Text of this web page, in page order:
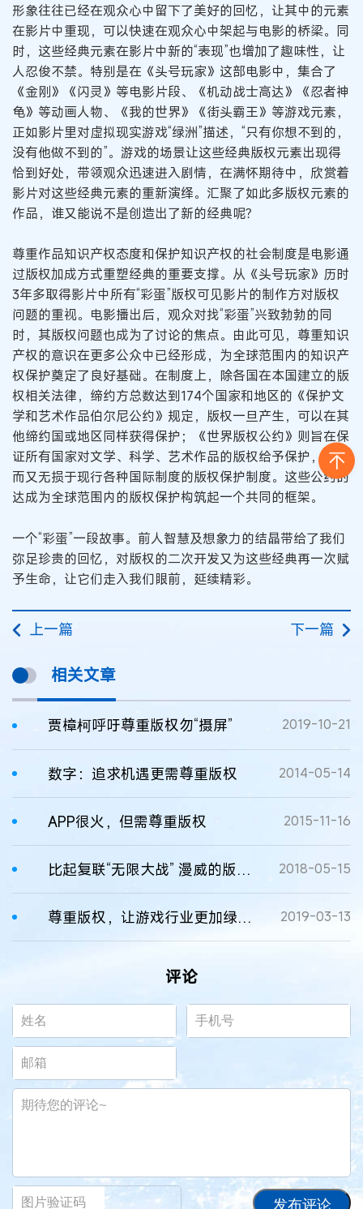
形象往往已经在观众心中留下了美好的回忆，让其中的元素
在影片中重现，可以快速在观众心中架起与电影的桥梁。同
时，这些经典元素在影片中新的“表现”也增加了趣味性，让
人忍俊不禁。特别是在《头号玩家》这部电影中，集合了
《金刚》《闪灵》等电影片段、《机动战士高达》《忍者神
龟》等动画人物、《我的世界》《街头霸王》等游戏元素，
正如影片里对虚拟现实游戏“绿洲”描述，“只有你想不到的，
没有他做不到的”。游戏的场景让这些经典版权元素出现得
恰到好处，带领观众迅速进入剧情，在满怀期待中，欣赏着
影片对这些经典元素的重新演绎。汇聚了如此多版权元素的
作品，谁又能说不是创造出了新的经典呢？
尊重作品知识产权态度和保护知识产权的社会制度是电影通
过版权加成方式重塑经典的重要支撑。从《头号玩家》历时
3年多取得影片中所有“彩蛋”版权可见影片的制作方对版权
问题的重视。电影播出后，观众对找“彩蛋”兴致勃勃的同
时，其版权问题也成为了讨论的焦点。由此可见，尊重知识
产权的意识在更多公众中已经形成，为全球范围内的知识产
权保护奠定了良好基础。在制度上，除各国在本国建立的版
权相关法律，缔约方总数达到174个国家和地区的《保护文
学和艺术作品伯尔尼公约》规定，版权一旦产生，可以在其
他缔约国或地区同样获得保护；《世界版权公约》则旨在保
证所有国家对文学、科学、艺术作品的版权给予保护，补充
而又无损于现行各种国际制度的版权保护制度。这些公约的
达成为全球范围内的版权保护构筑起一个共同的框架。
一个“彩蛋”一段故事。前人智慧及想象力的结晶带给了我们
弥足珍贵的回忆，对版权的二次开发又为这些经典再一次赋
予生命，让它们走入我们眼前，延续精彩。
上一篇 下一篇
相关文章
贾樟柯呼吁尊重版权勿“摄屏” 2019-10-21
数字：追求机遇更需尊重版权 2014-05-14
APP很火，但需尊重版权 2015-11-16
比起复联“无限大战” 漫威的版权大战才更精彩 2018-05-15
尊重版权，让游戏行业更加绿色健康 2019-03-13
评论
发布评论